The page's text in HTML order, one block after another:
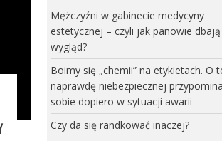
Mężczyźni w gabinecie medycyny
estetycznej – czyli jak panowie
wygląd?
Boimy się „chemii” na etykietach. O
naprawdę niebezpiecznej
sobie dopiero w sytuacji awarii
Czy da się randkować inaczej?